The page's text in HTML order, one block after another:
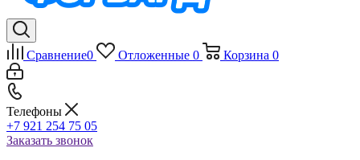
Сравнение0 Отложенные 0 Корзина 0
Телефоны
+7 921 254 75 05
Заказать звонок